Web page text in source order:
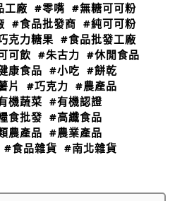
工廠 #零嘴 #無糖可可粉
#食品批發商 #純可可粉
克力糖果 #食品批發工廠
可飲 #朱古力 #休閒食品
康食品 #小吃 #餅乾
片 #巧克力 #農產品
機蔬菜 #有機認證
食批發 #高纖食品
農產品 #農業產品
#食品雜貨 #南北雜貨